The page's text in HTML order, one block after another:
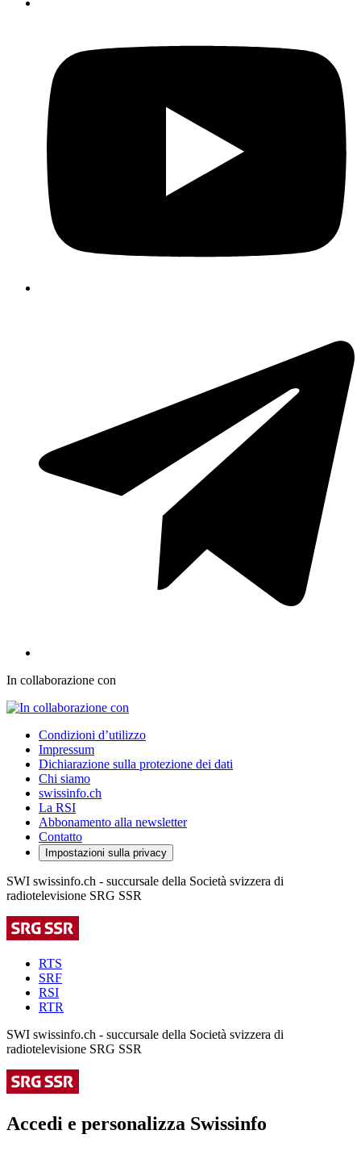
In collaborazione con
Condizioni d’utilizzo
Impressum
Dichiarazione sulla protezione dei dati
Chi siamo
swissinfo.ch
La RSI
Abbonamento alla newsletter
Contatto
Impostazioni sulla privacy
SWI swissinfo.ch - succursale della Società svizzera di
radiotelevisione SRG SSR
RTS
SRF
RSI
RTR
SWI swissinfo.ch - succursale della Società svizzera di
radiotelevisione SRG SSR
Accedi e personalizza Swissinfo